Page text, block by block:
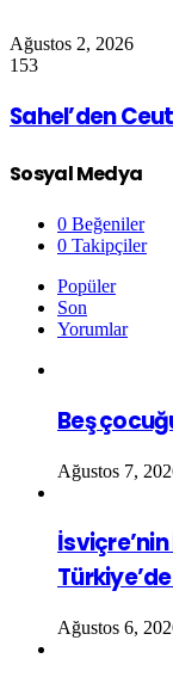
Ağustos 2, 2026
153
Sahel’den
Sosyal Medya
0 Beğeniler
0 Takipçiler
Popüler
Son
Yorumlar
Beş
Ağustos 7,
Ağustos 6,